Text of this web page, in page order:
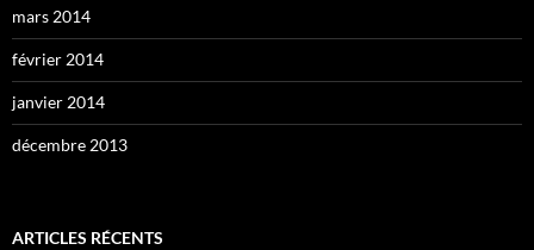
mars 2014
février 2014
janvier 2014
décembre 2013
ARTICLES RÉCENTS